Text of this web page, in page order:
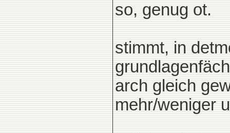
so, genug ot.
stimmt, in
arch gleich
mehr/weniger